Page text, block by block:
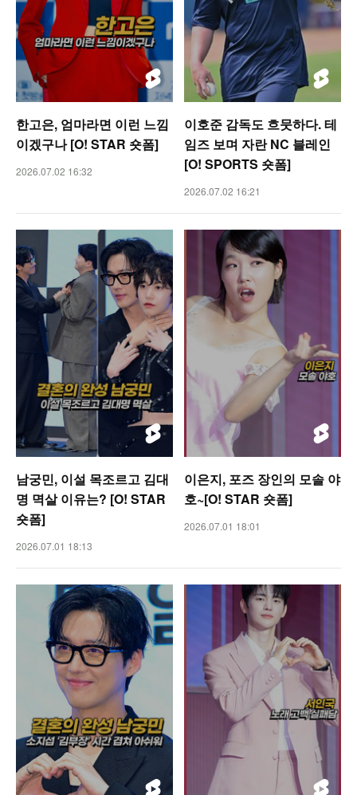
한고은, 엄마라면 이런 느낌
이겠구나 [O! STAR 숏폼]
2026.07.02 16:32
이호준 감독도 흐뭇하다. 테
임즈 보며 자란 NC 블레인
[O! SPORTS 숏폼]
2026.07.02 16:21
남궁민, 이설 목조르고 김대
명 멱살 이유는? [O! STAR
숏폼]
2026.07.01 18:13
이은지, 포즈 장인의 모솔 야
호~[O! STAR 숏폼]
2026.07.01 18:01